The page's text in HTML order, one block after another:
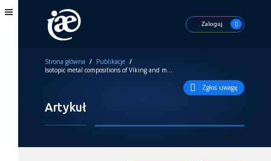
Zaloguj
Strona główna / Publikacje /
Isotopic metal compositions of Viking and medieval tin artifacts from Poland reveal expansive trade network
Zgłoś uwagę
Artykuł